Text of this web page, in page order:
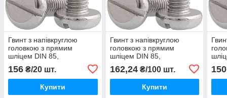
Гвинт з напівкруглою
головкою з прямим
шліцем DIN 85,
нержавіюча сталь А2, 5 X
60
156 ₴/20 шт.
Купити
Гвинт з напівкруглою
головкою з прямим
шліцем DIN 85,
нержавіюча сталь А2, 4 X
10
162,24₴/100 шт.
Купити
25